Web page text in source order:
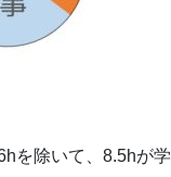
を除いて、8.5hが